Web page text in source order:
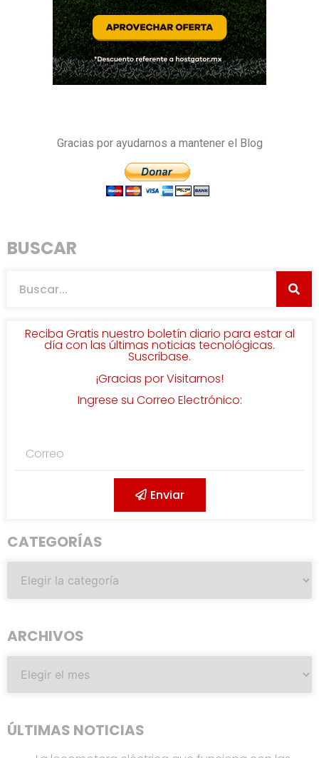
Gracias por ayudarnos a mantener el Blog
BUSCAR
Reciba Gratis nuestro boletín diario para estar al
día con las últimas noticias tecnológicas.
Suscribase.
¡Gracias por Visitarnos!
Ingrese su Correo Electrónico:
Enviar
CATEGORÍAS
ARCHIVOS
ÚLTIMAS NOTICIAS